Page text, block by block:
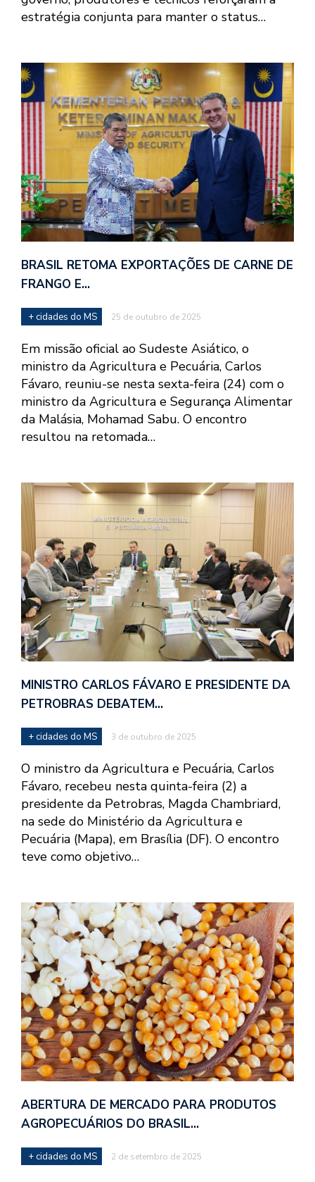
estratégia conjunta para manter o status…
BRASIL RETOMA EXPORTAÇÕES DE CARNE DE
FRANGO E…
+ cidades do MS 25 de outubro de 2025
Em missão oficial ao Sudeste Asiático, o
ministro da Agricultura e Pecuária, Carlos
Fávaro, reuniu-se nesta sexta-feira (24) com o
ministro da Agricultura e Segurança Alimentar
da Malásia, Mohamad Sabu. O encontro
resultou na retomada…
MINISTRO CARLOS FÁVARO E PRESIDENTE DA
PETROBRAS DEBATEM…
+ cidades do MS 3 de outubro de 2025
O ministro da Agricultura e Pecuária, Carlos
Fávaro, recebeu nesta quinta-feira (2) a
presidente da Petrobras, Magda Chambriard,
na sede do Ministério da Agricultura e
Pecuária (Mapa), em Brasília (DF). O encontro
teve como objetivo…
ABERTURA DE MERCADO PARA PRODUTOS
AGROPECUÁRIOS DO BRASIL…
+ cidades do MS 2 de setembro de 2025